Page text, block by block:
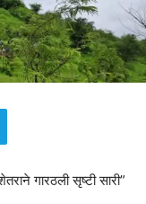
गारठली सृष्टी सारी”